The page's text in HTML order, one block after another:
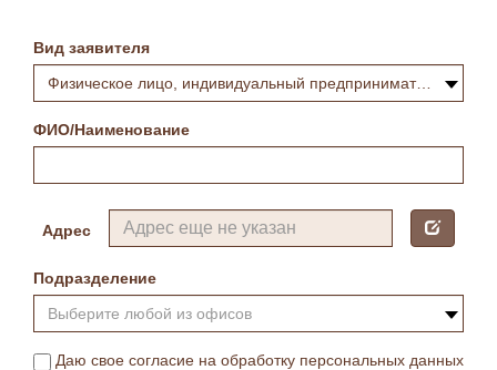
Вид заявителя
Физическое лицо, индивидуальный предприниматель или самозанятый
ФИО/Наименование
Адрес
Подразделение
Выберите любой из офисов
Даю свое согласие на обработку персональных данных